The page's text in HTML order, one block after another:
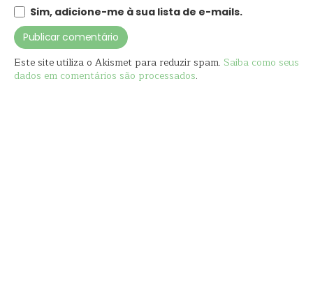
Sim, adicione-me à sua lista de e-mails.
Este site utiliza o Akismet para reduzir spam. Saiba como seus
dados em comentários são processados.